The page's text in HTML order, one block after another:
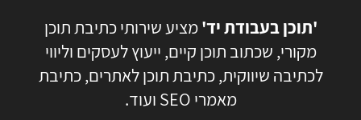
'תוכן בעבודת יד'מציע שירותי כתיבת תוכן
מקורי, שכתוב תוכן קיים, ייעוץ לעסקים וליווי
לכתיבה שיווקית, כתיבת תוכן לאתרים, כתיבת
מאמרי SEO ועוד.